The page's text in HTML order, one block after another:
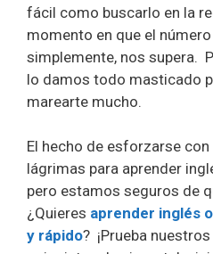
fácil como buscarlo en la
momento en que el
simplemente, nos supera.
lo damos todo masticado
marearte mucho.
El hecho de esforzarse
lágrimas para aprender
pero estamos seguros de
¿Quieres aprender inglés
y rápido? ¡Prueba